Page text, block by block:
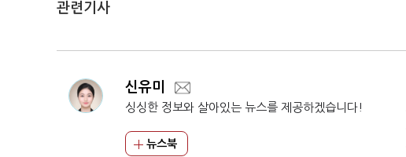
관련기사
신유미
싱싱한 정보와 살아있는 뉴스를 제공하겠습니다!
뉴스북